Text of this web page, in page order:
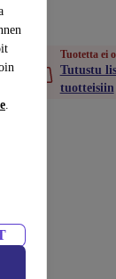
.
Tuotetta ei
Tutustu
tuotteisiin